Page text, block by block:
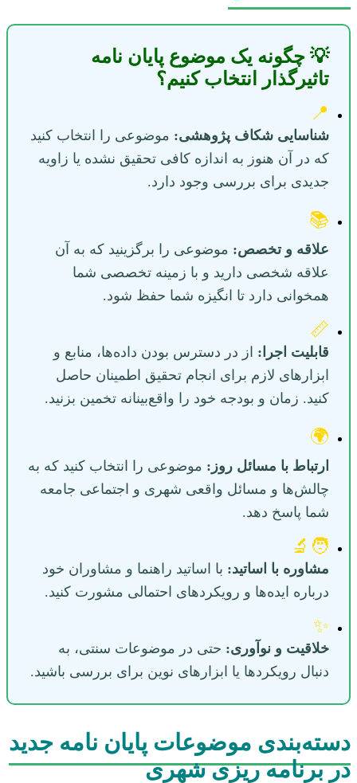
💡 چگونه یک موضوع پایان نامه
تاثیرگذار انتخاب کنیم؟
📍
شناسایی شکاف پژوهشی: موضوعی را انتخاب کنید
که در آن هنوز به اندازه کافی تحقیق نشده یا زاویه
جدیدی برای بررسی وجود دارد.
📚
علاقه و تخصص: موضوعی را برگزینید که به آن
علاقه شخصی دارید و با زمینه تخصصی شما
همخوانی دارد تا انگیزه شما حفظ شود.
📏
قابلیت اجرا: از در دسترس بودن داده‌ها، منابع و
ابزارهای لازم برای انجام تحقیق اطمینان حاصل
کنید. زمان و بودجه خود را واقع‌بینانه تخمین بزنید.
🌍
ارتباط با مسائل روز: موضوعی را انتخاب کنید که به
چالش‌ها و مسائل واقعی شهری و اجتماعی جامعه
شما پاسخ دهد.
🧑‍🔬
مشاوره با اساتید: با اساتید راهنما و مشاوران خود
درباره ایده‌ها و رویکردهای احتمالی مشورت کنید.
✨
خلاقیت و نوآوری: حتی در موضوعات سنتی، به
دنبال رویکردها یا ابزارهای نوین برای بررسی باشید.
دسته‌بندی موضوعات پایان نامه جدید
در برنامه ریزی شهری